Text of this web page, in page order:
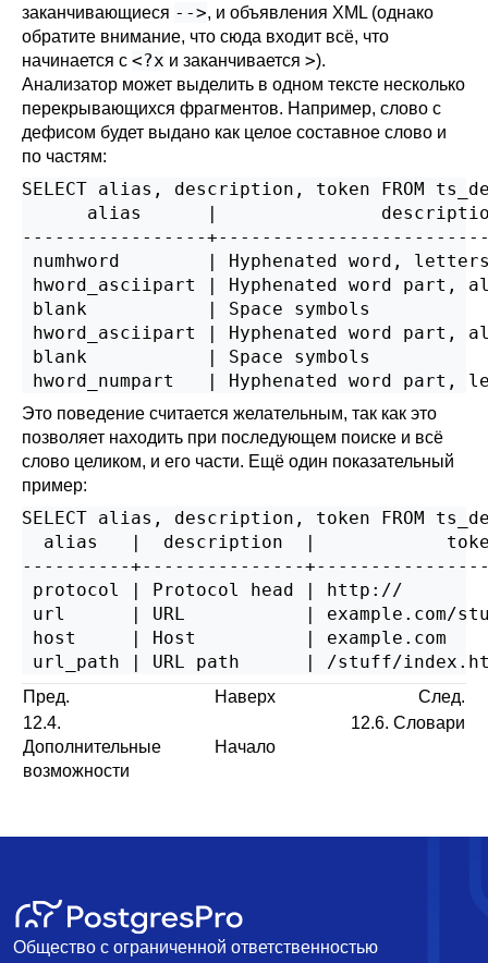
заканчивающиеся -->, и объявления XML (однако
обратите внимание, что сюда входит всё, что
начинается с <?x и заканчивается >).
Анализатор может выделить в одном тексте несколько
перекрывающихся фрагментов. Например, слово с
дефисом будет выдано как целое составное слово и
по частям:
SELECT alias, description, token FROM
alias      |
-----------------
numhword        | Hyphenated word,
hword_asciipart | Hyphenated word
blank           | Space symbols
hword_asciipart | Hyphenated word
blank           | Space symbols
Это поведение считается желательным, так как это
позволяет находить при последующем поиске и всё
слово целиком, и его части. Ещё один показательный
пример:
SELECT alias, description, token FROM
alias   |  description  |
----------+---------------
protocol | Protocol head | http://
url      | URL           | example.com/
host     | Host          | example.com
Пред. Наверх
След.
12.4.
Дополнительные
возможности
Начало
12.6. Словари
Общество с ограниченной ответственностью